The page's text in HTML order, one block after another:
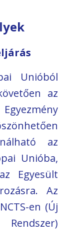
Unióból
az
az
Unióba,
Egyesült
Az
en (Új